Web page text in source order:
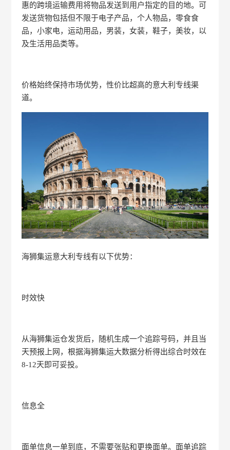
惠的跨境运输费用将物品发送到用户指定的目的地。可
发送货物包括但不限于电子产品，个人物品，零食食
品，小家电，运动用品，男装，女装，鞋子，美妆，以
及生活用品类等。
价格始终保持市场优势，性价比超高的意大利专线渠
道。
海狮集运意大利专线有以下优势：
时效快
从海狮集运仓发货后，随机生成一个追踪号码，并且当
天预报上网，根据海狮集运大数据分析得出综合时效在
8-12天即可妥投。
信息全
面单信息一单到底，不需要张贴和更换面单。面单追踪